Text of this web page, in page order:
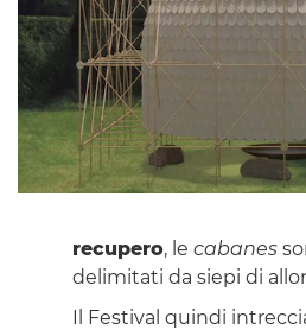
recupero, le cabanes
delimitati da siepi di
Il Festival quindi